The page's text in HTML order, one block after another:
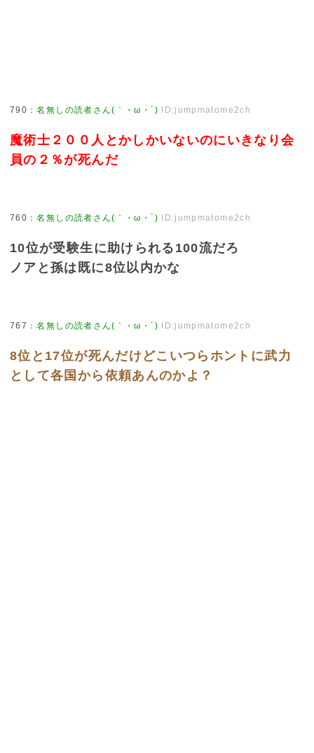
790 ：名無しの読者さん(｀・ω・´) ID:jumpmatome2ch
魔術士２００人とかしかいないのにいきなり会
員の２％が死んだ
760 ：名無しの読者さん(｀・ω・´) ID:jumpmatome2ch
10位が受験生に助けられる100流だろ
ノアと孫は既に8位以内かな
767 ：名無しの読者さん(｀・ω・´) ID:jumpmatome2ch
8位と17位が死んだけどこいつらホントに武力
として各国から依頼あんのかよ？